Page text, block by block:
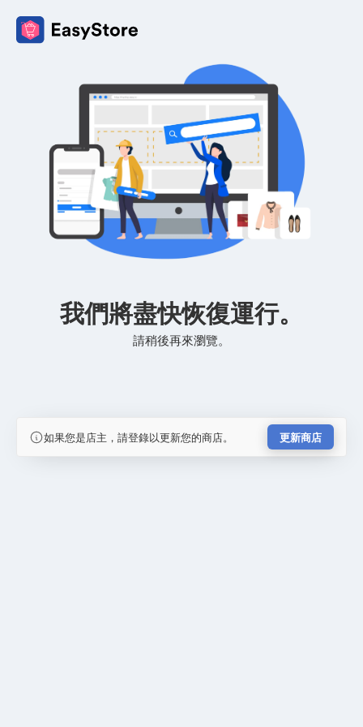
我們將盡快恢復運行。
請稍後再來瀏覽。
如果您是店主，請登錄以更新您的商店。 更新商店